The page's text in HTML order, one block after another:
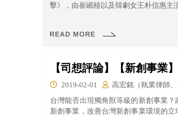
擊》，由崔岷植以及韓劇女王朴信惠主
READ MORE
【司想評論】【新創事業
2019-02-01
高宏銘（執業律師
台灣能否出現獨角獸等級的新創事業
新創事業，改善台灣新創事業環境的